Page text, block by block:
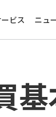
ビス ニュ